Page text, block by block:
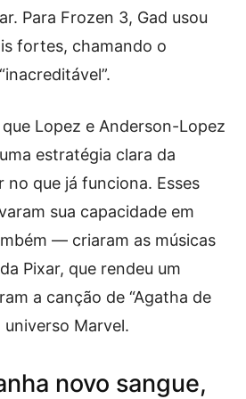
Para Frozen 3, Gad usou
fortes, chamando o
Lopez e Anderson-Lopez
estratégia clara da
no que já funciona. Esses
sua capacidade em
— criaram as músicas
Pixar, que rendeu um
a canção de “Agatha de
universo Marvel.
novo sangue,